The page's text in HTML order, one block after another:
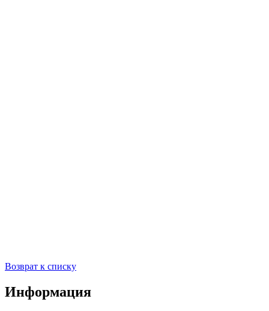
Возврат к списку
Информация